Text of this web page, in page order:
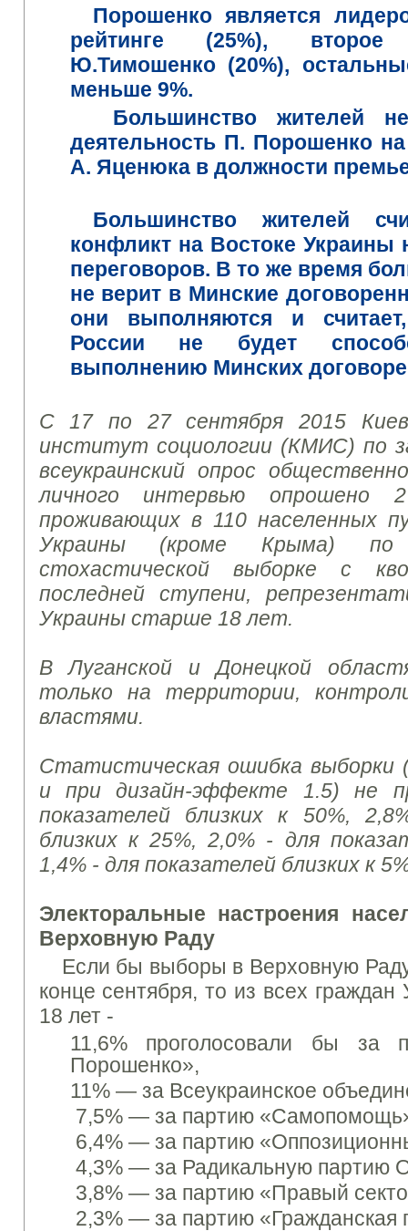
Порошенко является
рейтинге (25%),
Ю.Тимошенко (20%),
меньше 9%.
Большинство жителей
деятельность П. Порошенко
А. Яценюка в должности
Большинство жителей
конфликт на Востоке
переговоров. В то же время
не верит в Минские
они выполняются и
России не будет
выполнению Минских
С 17 по 27 сентября 2015
институт социологии (КМИС) по
всеукраинский опрос
личного интервью опрошено
проживающих в 110 населенных
Украины (кроме Крыма) по
стохастической выборке с
последней ступени,
Украины старше 18 лет.
В Луганской и Донецкой
только на территории,
властями.
Статистическая ошибка выборки
и при дизайн-эффекте 1.5) не
показателей близких к 50%,
близких к 25%, 2,0% - для
1,4% - для показателей близких к
Электоральные настроения
Верховную Раду
Если бы выборы в Верховную
конце сентября, то из всех
18 лет -
11,6% проголосовали бы за
Порошенко»,
11% — за Всеукраинское
7,5% — за партию
6,4% — за партию
4,3% — за Радикальную партию
3,8% — за партию «Правый
2,3% — за партию «Гражданская